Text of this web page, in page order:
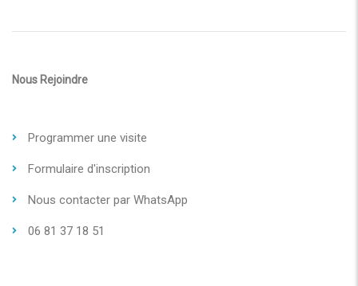
Nous Rejoindre
Programmer une visite
Formulaire d'inscription
Nous contacter par WhatsApp
06 81 37 18 51